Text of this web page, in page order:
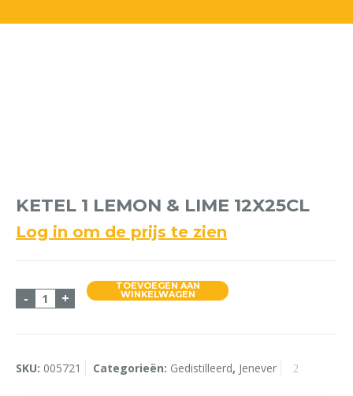
KETEL 1 LEMON & LIME 12X25CL
Log in om de prijs te zien
- Ketel 1 Lemon & Lime 12x25cl aantal
+
TOEVOEGEN AAN
WINKELWAGEN
SKU: 005721 Categorieën: Gedistilleerd, Jenever